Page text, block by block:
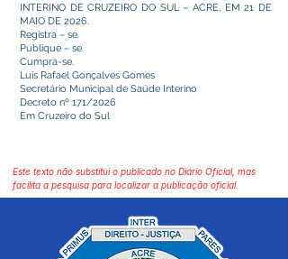
INTERINO DE CRUZEIRO DO SUL – ACRE, EM 21 DE
MAIO DE 2026.
Registra – se.
Publique – se.
Cumpra-se.
Luis Rafael Gonçalves Gomes
Secretário Municipal de Saúde Interino
Decreto nº 171/2026
Em Cruzeiro do Sul
Este texto não substitui o publicado no Diário Oficial, mas
facilita a pesquisa para localizar a publicação oficial.